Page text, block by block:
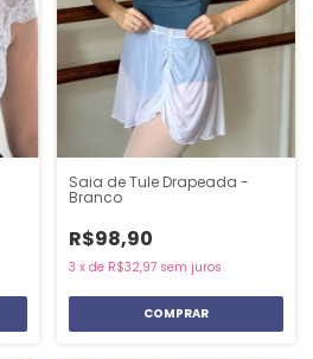
Saia de Tule Drapeada -
Branco
R$98,90
3 x de R$32,97 sem juros
COMPRAR